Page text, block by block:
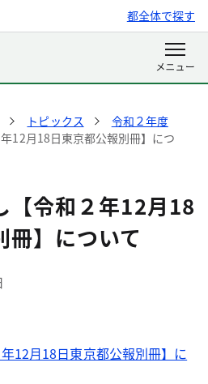
都全体で探す
トピックス
令和２年度
12月18日東京都公報別冊】につ
【令和２年12月18
冊】について
12月18日東京都公報別冊】に